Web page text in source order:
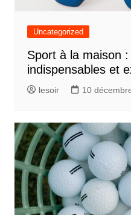
Uncategorized
Sport à la maison
indispensables et
lesoir 10